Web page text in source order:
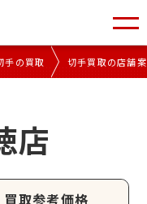
手の買取 切手買取の店舗
店
買取参考価格